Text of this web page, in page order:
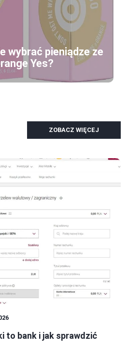
wybrać pieniądze ze
Yes?
ZOBACZ WIĘCEJ
to bank i jak sprawdzić